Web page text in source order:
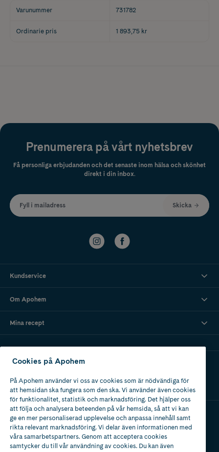
Varunummer 731782
Ordinarie pris 1 893,75 kr
Prenumerera på vårt nyhetsbrev
Få personliga erbjudanden och det senaste inom hälsa och skönhet
direkt i din inbox.
Fyll i mailadress Skicka
Kundservice
Om Apohem
Mina recept
Ladda ner vår app
Apotek med tillstånd
av Läkemedelsverket
Cookies på Apohem
På Apohem använder vi oss av cookies som är nödvändiga för
att hemsidan ska fungera som den ska. Vi använder även cookies
för funktionalitet, statistik och marknadsföring. Det hjälper oss
att följa och analysera beteenden på vår hemsida, så att vi kan
ge en mer personaliserad upplevelse och anpassa innehåll samt
rikta relevant marknadsföring. Vi delar även informationen med
våra samarbetspartners. Genom att acceptera cookies
samtycker du till vår användning av cookies. Du kan även